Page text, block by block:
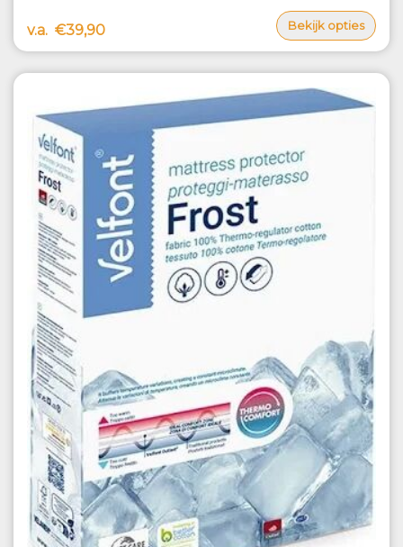
v.a. €39,90 Bekijk opties